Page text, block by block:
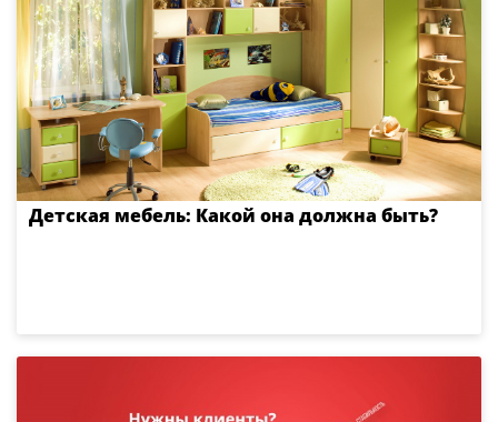
Детская мебель: Какой она должна быть?